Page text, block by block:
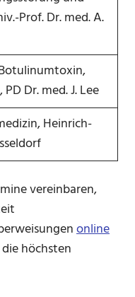
Prof. Dr. med. A.
Dr. med. J. Lee
Heinrich-
vereinbaren,
online
höchsten